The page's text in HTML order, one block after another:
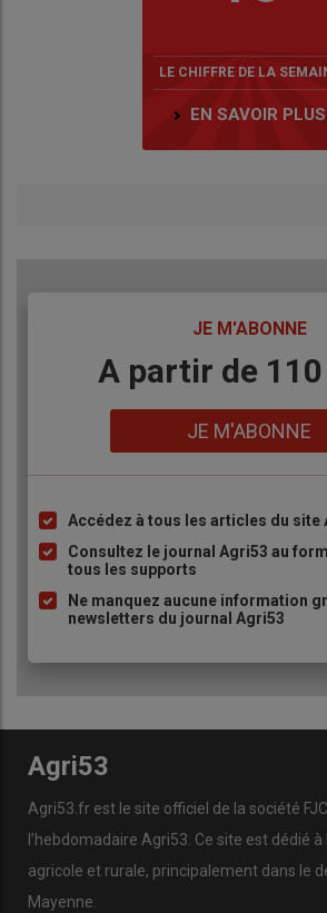
LE CHIFFRE DE LA
EN SAVOIR PLUS
JE M'ABONNE
BodyA partir de
JE M'ABONNE
Liste
à
puce
Accédez à tous les articles du site
Consultez le journal Agri53 au
tous les supports
Ne manquez aucune information
newsletters du journal Agri53
Agri53
Agri53.fr est le site officiel de la société
l’hebdomadaire Agri53. Ce site est dédié
agricole et rurale, principalement dans le
Mayenne.